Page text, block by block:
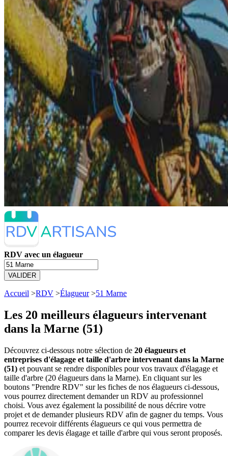
RDV avec un élagueur
VALIDER
Accueil >RDV >Élagueur>51 Marne
Les 20 meilleurs élagueurs intervenant
dans la Marne (51)
Découvrez ci-dessous notre sélection de 20 élagueurs et
entreprises d'élagage et taille d'arbre intervenant dans la Marne
(51) et pouvant se rendre disponibles pour vos travaux d'élagage et
taille d'arbre (20 élagueurs dans la Marne). En cliquant sur les
boutons "Prendre RDV" sur les fiches de nos élagueurs ci-dessous,
vous pourrez directement demander un RDV au professionnel
choisi. Vous avez également la possibilité de nous décrire votre
projet et de demander plusieurs RDV afin de gagner du temps. Vous
pourrez recevoir différents élagueurs ce qui vous permettra de
comparer les devis élagage et taille d'arbre qui vous seront proposés.